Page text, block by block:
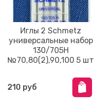
Иглы 2 Schmetz
универсальные набор
130/705H
№70,80(2),90,100 5 шт
210 руб